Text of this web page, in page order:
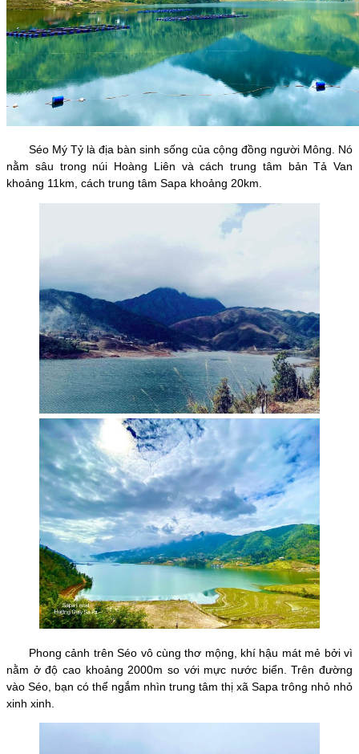
Séo Mý Tỷ là địa bàn sinh sống của cộng đồng người Mông. Nó
nằm sâu trong núi Hoàng Liên và cách trung tâm bản Tả Van
khoảng 11km, cách trung tâm Sapa khoảng 20km.
Phong cảnh trên Séo vô cùng thơ mộng, khí hậu mát mẻ bởi vì
nằm ở độ cao khoảng 2000m so với mực nước biển. Trên đường
vào Séo, bạn có thể ngắm nhìn trung tâm thị xã Sapa trông nhỏ nhỏ
xinh xinh.